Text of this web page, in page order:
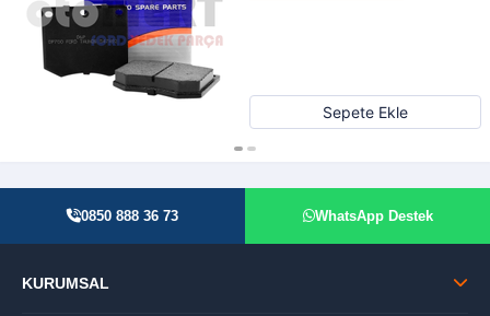
Sepete Ekle
0850 888 36 73 WhatsApp Destek
KURUMSAL